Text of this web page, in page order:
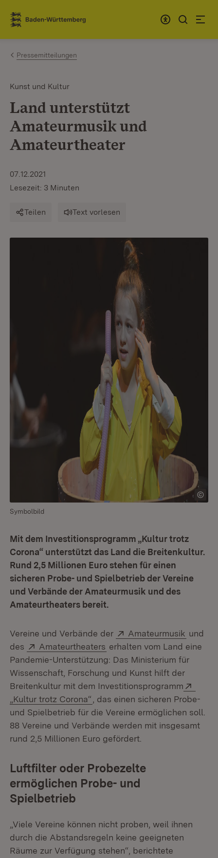
Zum Inhalt springen
Link zur Startseite
Pressemitteilungen
Kunst und Kultur
Land unterstützt
Amateurmusik und
Amateurtheater
07.12.2021
Lesezeit: 3 Minuten
Teilen Text vorlesen
Symbolbild
Mit dem Investitionsprogramm „Kultur trotz
Corona“ unterstützt das Land die Breitenkultur.
Rund 2,5 Millionen Euro stehen für einen
sicheren Probe- und Spielbetrieb der Vereine
und Verbände der Amateurmusik und des
Amateurtheaters bereit.
Vereine und Verbände der Extern:
Amateurmusik (Öffnet
und
des
Extern:
Amateurtheaters (Öffnet in neuem Fenster)
erhalten vom Land eine
Pandemie-Unterstützung: Das Ministerium für
Wissenschaft, Forschung und Kunst hilft der
Breitenkultur mit dem Investitionsprogramm
„Kultur trotz Corona“ (Öffnet in neuem Fenster)
, das einen sicheren Probe-
und Spielbetrieb für die Vereine ermöglichen soll.
88 Vereine und Verbände werden mit insgesamt
rund 2,5 Millionen Euro gefördert.
Luftfilter oder Probezelte
ermöglichen Probe- und
Spielbetrieb
„Viele Vereine können nicht proben, weil ihnen
durch die Abstandsregeln keine geeigneten
Räume zur Verfügung stehen“, berichtete